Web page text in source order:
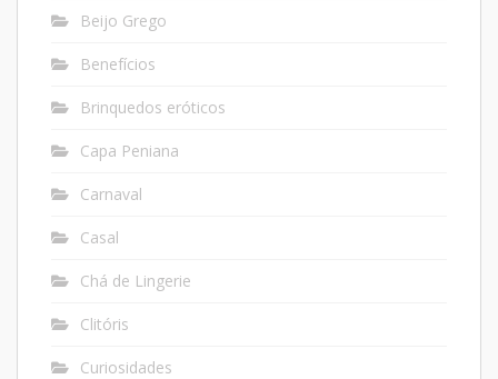
Beijo Grego
Benefícios
Brinquedos eróticos
Capa Peniana
Carnaval
Casal
Chá de Lingerie
Clitóris
Curiosidades